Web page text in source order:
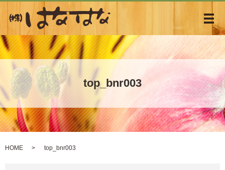
メ
top_bnr003
HOME top_bnr003